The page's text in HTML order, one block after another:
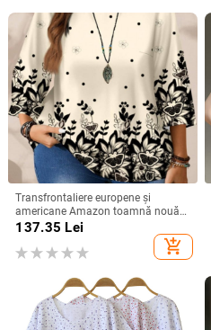
Transfrontaliere europene și
americane Amazon toamnă nouă
plus mărime femei moda
mânecă trei sferturi topuri femei
137.35 Lei
add_shopping_cart